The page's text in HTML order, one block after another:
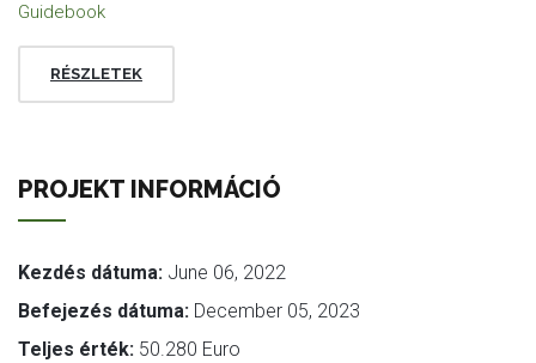
Guidebook
RÉSZLETEK
PROJEKT INFORMÁCIÓ
Kezdés dátuma: June 06, 2022
Befejezés dátuma: December 05, 2023
Teljes érték: 50.280 Euro